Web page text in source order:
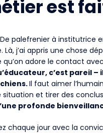
est
palefrenier à institutrice
j’ai appris une chose
adore le contact
c’est pareil
Il faut aimer
et tirer des
profonde
chaque jour avec la